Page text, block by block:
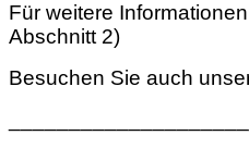
Für weitere
Abschnitt 2)
Besuchen Sie auch